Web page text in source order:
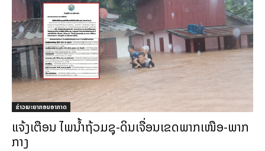
ຂ່າວພະຍາກອນອາກາດ
ແຈ້ງເຕືອນ ໄພນໍ້າຖ້ວມຊຸ-ດິນເຈື່ອນເຂດພາກເໜືອ-ພາກ
ກາງ